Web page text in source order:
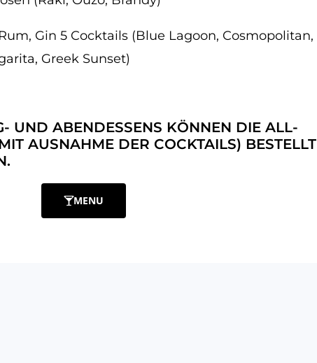
Gin 5 Cocktails (Blue Lagoon, Cosmopolitan,
Greek Sunset)
UND ABENDESSENS KÖNNEN DIE ALL-
AUSNAHME DER COCKTAILS) BESTELLT
MENU